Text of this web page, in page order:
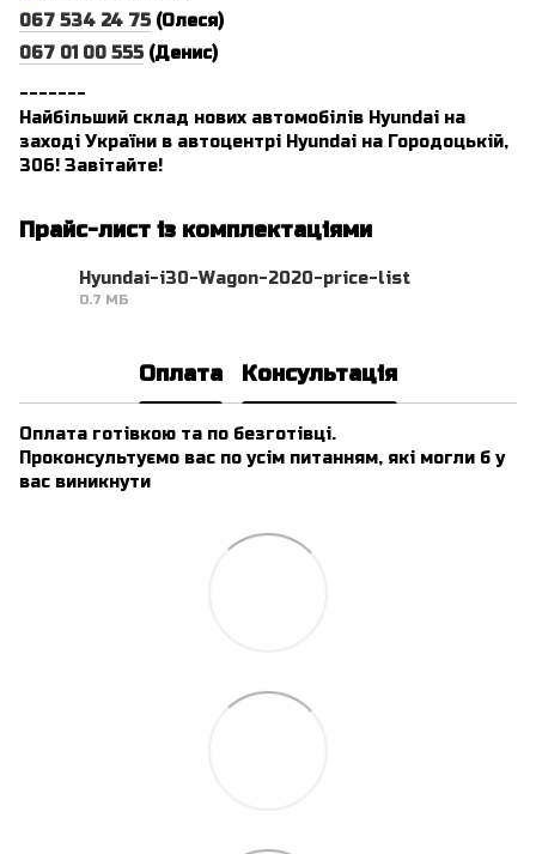
067 534 24 75 (Олеся)
067 01 00 555 (Денис)
Найбільший склад нових автомобілів Hyundai на
заході України в автоцентрі Hyundai на Городоцькій,
306! Завітайте!
Прайс-лист із комплектаціями
Hyundai-i30-Wagon-2020-price-list
0.7 МБ
Оплата Консультація
Оплата готівкою та по безготівці.
Проконсультуємо вас по усім питанням, які могли б у
вас виникнути